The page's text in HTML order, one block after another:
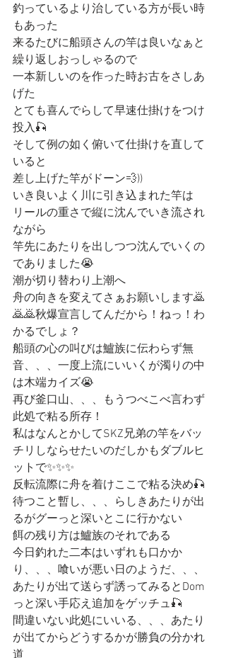
釣っているより治している方が長い時
もあった
来るたびに船頭さんの竿は良いなぁと
繰り返しおっしゃるので
一本新しいのを作った時お古をさしあ
げた
とても喜んでらして早速仕掛けをつけ
投入🎣
そして例の如く俯いて仕掛けを直して
いると
差し上げた竿がドーン💨))
いき良いよく川に引き込まれた竿は
リールの重さで縦に沈んでいき流され
ながら
竿先にあたりを出しつつ沈んでいくの
でありました😭
潮が切り替わり上潮へ
舟の向きを変えてさぁお願いします🙇
🙇🙇秋爆宣言してんだから！ねっ！わ
かるでしょ？
船頭の心の叫びは鱸族に伝わらず無
音、、、一度上流にいいくが濁りの中
は木端カイズ😭
再び釜口山、、、もうつべこべ言わず
此処で粘る所存！
私はなんとかしてSKZ兄弟の竿をバッ
チリしならせたいのだしかもダブルヒ
ットで✨✨✨
反転流際に舟を着けここで粘る決め🎣
待つこと暫し、、、らしきあたりが出
るがグーっと深いとこに行かない
餌の残り方は鱸族のそれである
今日釣れた二本はいずれも口かか
り、、、喰いが悪い日のようだ、、、
あたりが出て送らず誘ってみるとDom
っと深い手応え追加をゲッチュ🎣
間違いない此処にいいる、、、あたり
が出てからどうするかが勝負の分かれ
道